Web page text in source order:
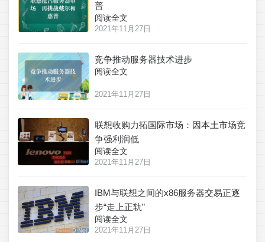
普
阅读全文
2021年11月27日
竞争推动服务器技术进步
阅读全文
2021年11月27日
联想收购力拓国际市场：因本土市场竞
争强利润低
阅读全文
2021年11月27日
IBM与联想之间的x86服务器交易正逐
步“走上正轨”
阅读全文
2021年11月27日